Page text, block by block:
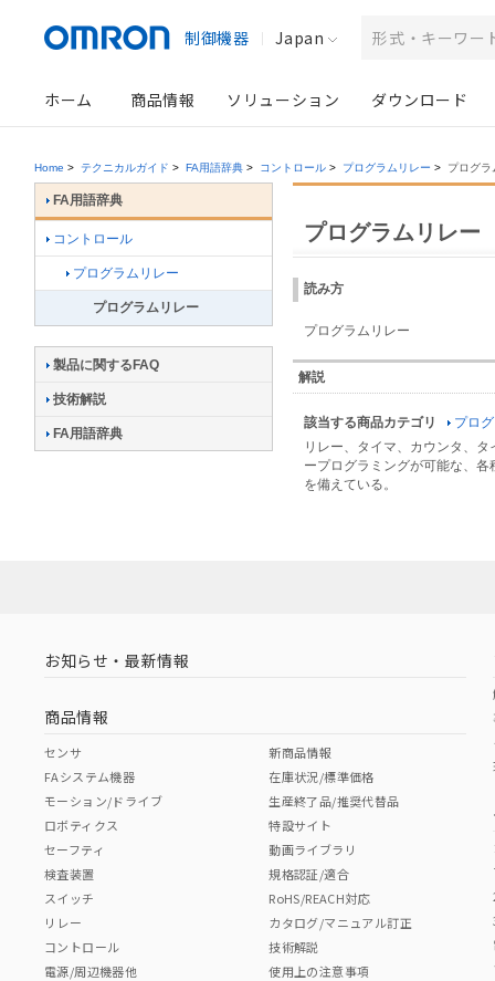
制御機器 Japan
ホーム 商品情報 ソリューション ダウンロード
Home > テクニカルガイド > FA用語辞典 > コントロール > プログラムリレー > プログラ
プログラムリレー
読み方
プログラムリレー
解説
該当する商品カテゴリ
プロ
リレー、タイマ、カウンタ、
ープログラミングが可能な、
を備えている。
FA用語辞典
コントロール
プログラムリレー
プログラムリレー
製品に関するFAQ
技術解説
FA用語辞典
お知らせ・最新情報
商品情報
センサ
FAシステム機器
モーション/ドライブ
ロボティクス
セーフティ
検査装置
スイッチ
リレー
コントロール
電源/周辺機器他
新商品情報
在庫状況/標準価格
生産終了品/推奨代替品
特設サイト
動画ライブラリ
規格認証/適合
RoHS/REACH対応
カタログ/マニュアル訂正
技術解説
使用上の注意事項